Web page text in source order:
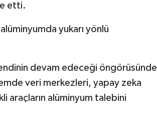
etti.
yukarı yönlü
devam edeceği öngörüsünde
veri merkezleri, yapay zeka
araçların alüminyum talebini